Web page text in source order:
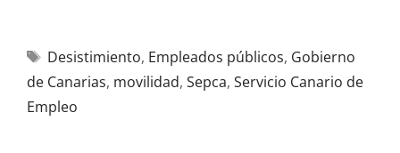
Desistimiento, Empleados públicos, Gobierno
de Canarias, movilidad, Sepca, Servicio Canario de
Empleo